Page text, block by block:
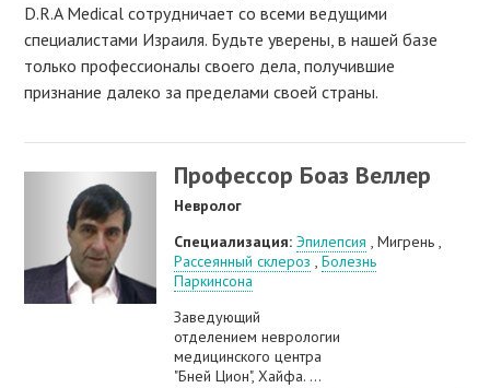
D.R.A Medical сотрудничает со всеми ведущими
специалистами Израиля. Будьте уверены, в нашей базе
только профессионалы своего дела, получившие
признание далеко за пределами своей страны.
Профессор Боаз Веллер
Невролог
Специализация:Эпилепсия , Мигрень ,
Рассеянный склероз ,Болезнь
Паркинсона
Заведующий
отделением неврологии
медицинского центра
"Бней Цион", Хайфа. ...